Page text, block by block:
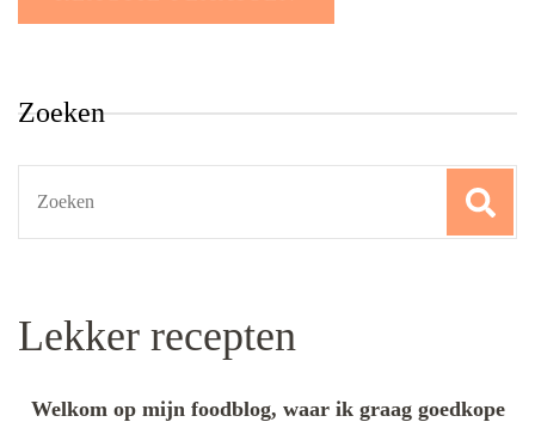
Zoeken
Lekker recepten
Welkom op mijn foodblog, waar ik graag goedkope